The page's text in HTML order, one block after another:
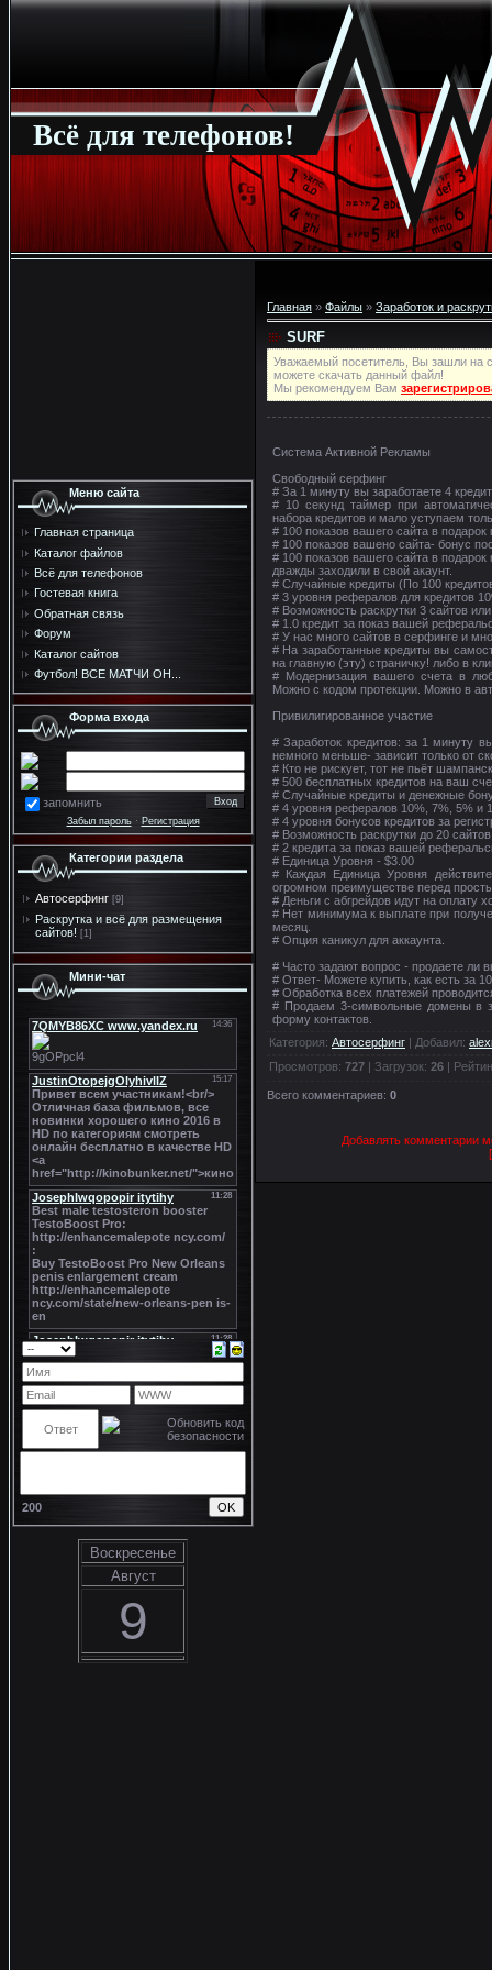
Всё для телефонов!
Меню сайта
Главная страница
Каталог файлов
Всё для телефонов
Гостевая книга
Обратная связь
Форум
Каталог сайтов
Футбол! ВСЕ МАТЧИ ОН...
Форма входа
запомнить
Забыл пароль· Регистрация
Категории раздела
Автосерфинг [9]
Раскрутка и всё для размещения
сайтов! [1]
Мини-чат
200
Воскресенье
Август
9
Главная » Файлы » Заработок и
SURF
Уважаемый посетитель, Вы зашли на
можете скачать данный файл!
Мы рекомендуем Вам
Система Активной Рекламы
Свободный серфинг
# За 1 минуту вы заработаете 4
# 10 секунд таймер при
набора кредитов и мало уступаем
# 100 показов вашего сайта в
# 100 показов вашено сайта- бонус
# 100 показов вашего сайта в
дважды заходили в свой акаунт.
# Случайные кредиты (По 100
# 3 уровня рефералов для кредитов
# Возможность раскрутки 3 сайтов
# 1.0 кредит за показ вашей
# У нас много сайтов в серфинге и
# На заработанные кредиты вы
на главную (эту) страничку! либо в
# Модернизация вашего счета в
Можно с кодом протекции. Можно в
Привилигированное участие
# Заработок кредитов: за 1 минуту
немного меньше- зависит только от
# Кто не рискует, тот не пьёт
# 500 бесплатных кредитов на ваш
# Случайные кредиты и денежные
# 4 уровня рефералов 10%, 7%, 5% и
# 4 уровня бонусов кредитов за
# Возможность раскрутки до 20
# 2 кредита за показ вашей
# Единица Уровня - $3.00
# Каждая Единица Уровня
огромном преимуществе перед
# Деньги с абгрейдов идут на оплату
# Нет минимума к выплате при
месяц.
# Опция каникул для аккаунта.
# Часто задают вопрос - продаете ли
# Ответ- Можете купить, как есть за
# Обработка всех платежей
# Продаем 3-символьные домены в
форму контактов.
Категория: Автосерфинг | Добавил:
Просмотров: 727 | Загрузок: 26 |
Всего комментариев: 0
Добавлять комментарии